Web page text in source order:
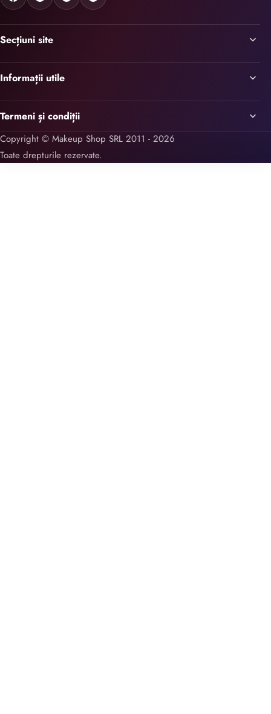
Secțiuni site
Informații utile
Termeni și condiții
Copyright © Makeup Shop SRL 2011 - 2026
Toate drepturile rezervate.